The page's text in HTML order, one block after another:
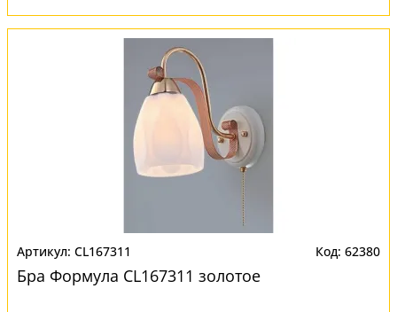
CL167311 62380
Бра Формула CL167311 золотое